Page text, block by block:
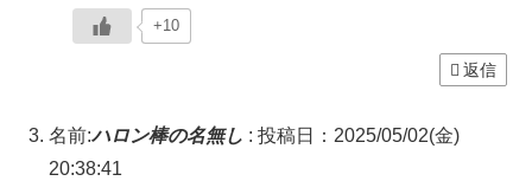
+10
返信
名前:ハロン棒の名無し : 投稿日：2025/05/02(金)
20:38:41